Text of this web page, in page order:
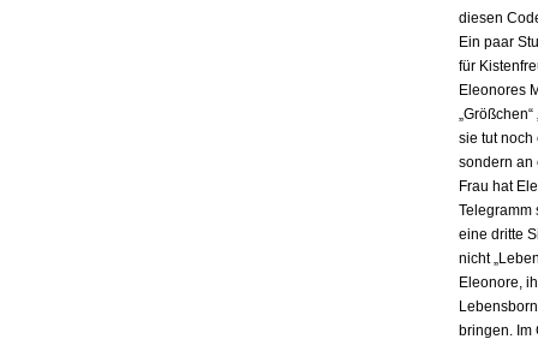
diesen
Ein paar
für
Eleonores
sie tut noch
sondern an
Frau hat
Telegramm
eine dritte
nicht
Eleonore,
bringen. Im